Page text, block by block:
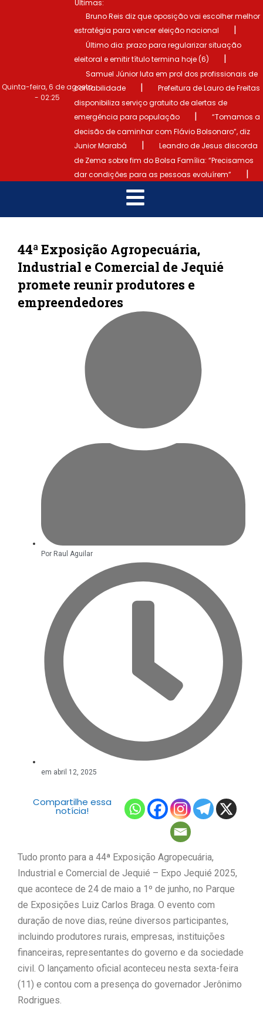
Quinta-feira, 6 de agosto
- 02:25
Últimas:
Bruno Reis diz que oposição vai escolher melhor
estratégia para vencer eleição nacional
|
Último dia: prazo para regularizar situação
eleitoral e emitir título termina hoje (6)
|
Samuel Júnior luta em prol dos profissionais de
contabilidade
|
Prefeitura de Lauro de Freitas
disponibiliza serviço gratuito de alertas de
emergência para população
|
“Tomamos a
decisão de caminhar com Flávio Bolsonaro”, diz
Junior Marabá
|
Leandro de Jesus discorda
de Zema sobre fim do Bolsa Família: “Precisamos
dar condições para as pessoas evoluírem”
|
44ª Exposição Agropecuária,
Industrial e Comercial de Jequié
promete reunir produtores e
empreendedores
Por Raul Aguilar
em abril 12, 2025
Compartilhe essa
notícia!
Tudo pronto para a 44ª Exposição Agropecuária,
Industrial e Comercial de Jequié – Expo Jequié 2025,
que acontece de 24 de maio a 1º de junho, no Parque
de Exposições Luiz Carlos Braga. O evento com
duração de nove dias, reúne diversos participantes,
incluindo produtores rurais, empresas, instituições
financeiras, representantes do governo e da sociedade
civil. O lançamento oficial aconteceu nesta sexta-feira
(11) e contou com a presença do governador Jerônimo
Rodrigues.